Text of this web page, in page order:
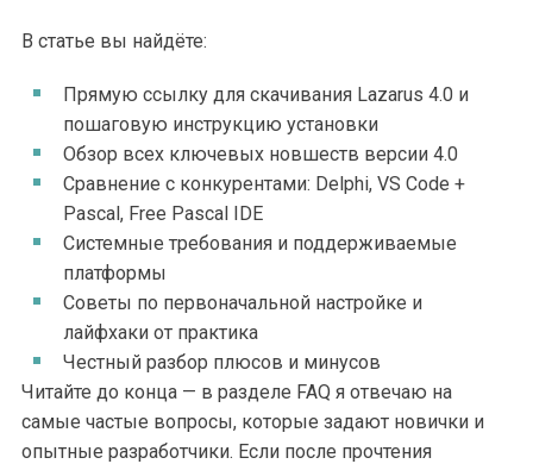
В статье вы найдёте:
Прямую ссылку для скачивания Lazarus 4.0 и
пошаговую инструкцию установки
Обзор всех ключевых новшеств версии 4.0
Сравнение с конкурентами: Delphi, VS Code +
Pascal, Free Pascal IDE
Системные требования и поддерживаемые
платформы
Советы по первоначальной настройке и
лайфхаки от практика
Честный разбор плюсов и минусов
Читайте до конца — в разделе FAQ я отвечаю на
самые частые вопросы, которые задают новички и
опытные разработчики. Если после прочтения